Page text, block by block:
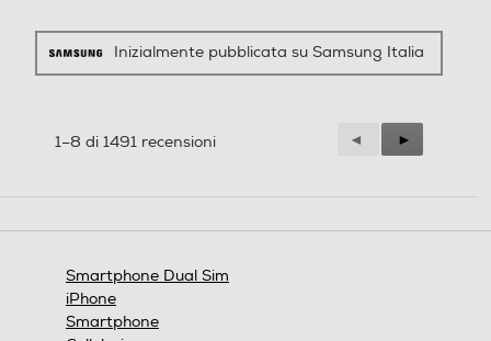
Ricevi riepiloghi personalizzati
durante tutta la giornata dal
giornata con un resoconto di cosa ti
aspetta, controllando ad esempio il
promemoria di un’agenda fitta di
impegni. Quindi, riepiloga gli eventi
della giornata alla sera con dati e
analisi delle attività della giornata
nte web, Assistente foto, A
ssistente al disegno, Regol
a audio, Sfondo Ambiente f
dati biometrici (Impronte di
(SmartThings Find, Consen
ti rilevazione smartphone, I
nvia ultima posizione, Ricer
Inizialmente pubblicata su Samsung Italia
1–8 di 1491 recensioni
Precedente
Reviews
◄
Successiva
Reviews
►
Smartphone Dual Sim
iPhone
Smartphone